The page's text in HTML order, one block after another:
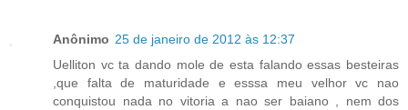
Anônimo 25 de janeiro de 2012 às 12:37
Uelliton vc ta dando mole de esta falando essas besteiras
,que falta de maturidade e esssa meu velhor vc nao
conquistou nada no vitoria a nao ser baiano , nem dos